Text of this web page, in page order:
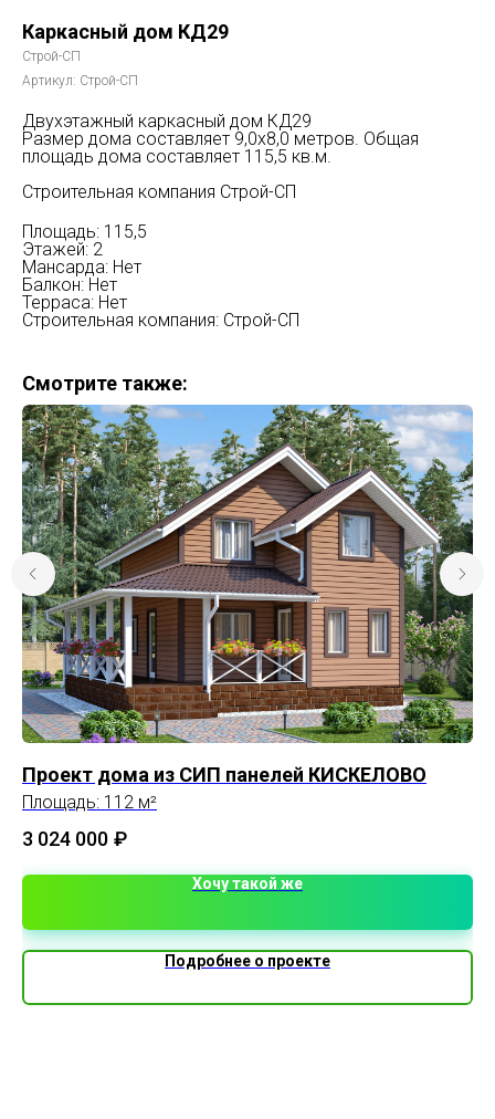
Каркасный дом КД29
Строй-СП
Артикул: Строй-СП
Двухэтажный каркасный дом КД29
Размер дома составляет 9,0х8,0 метров. Общая
площадь дома составляет 115,5 кв.м.
Строительная компания Строй-СП
Площадь: 115,5
Этажей: 2
Мансарда: Нет
Балкон: Нет
Терраса: Нет
Строительная компания: Строй-СП
Смотрите также:
Проект дома из СИП панелей КИСКЕЛОВО
Площадь: 112 м²
3 024 000 ₽
Хочу такой же
Подробнее о проекте